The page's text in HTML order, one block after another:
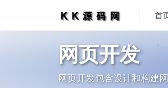
首
网页开发
网页开发包含设计和构建